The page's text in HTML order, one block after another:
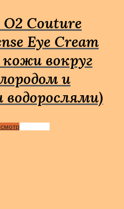
Couture
Eye Cream
вокруг
и